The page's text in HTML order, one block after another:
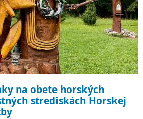
na obete horských
strediskách Horskej